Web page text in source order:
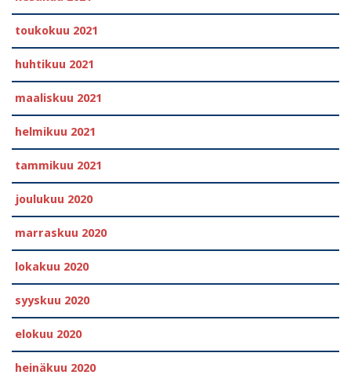
toukokuu 2021
huhtikuu 2021
maaliskuu 2021
helmikuu 2021
tammikuu 2021
joulukuu 2020
marraskuu 2020
lokakuu 2020
syyskuu 2020
elokuu 2020
heinäkuu 2020